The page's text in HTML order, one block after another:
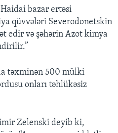
bazar ertəsi
qüvvələri Severodonetskin
edir və şəhərin Azot kimya
təxminən 500 mülki
onları təhlükəsiz
Zelenski deyib ki,